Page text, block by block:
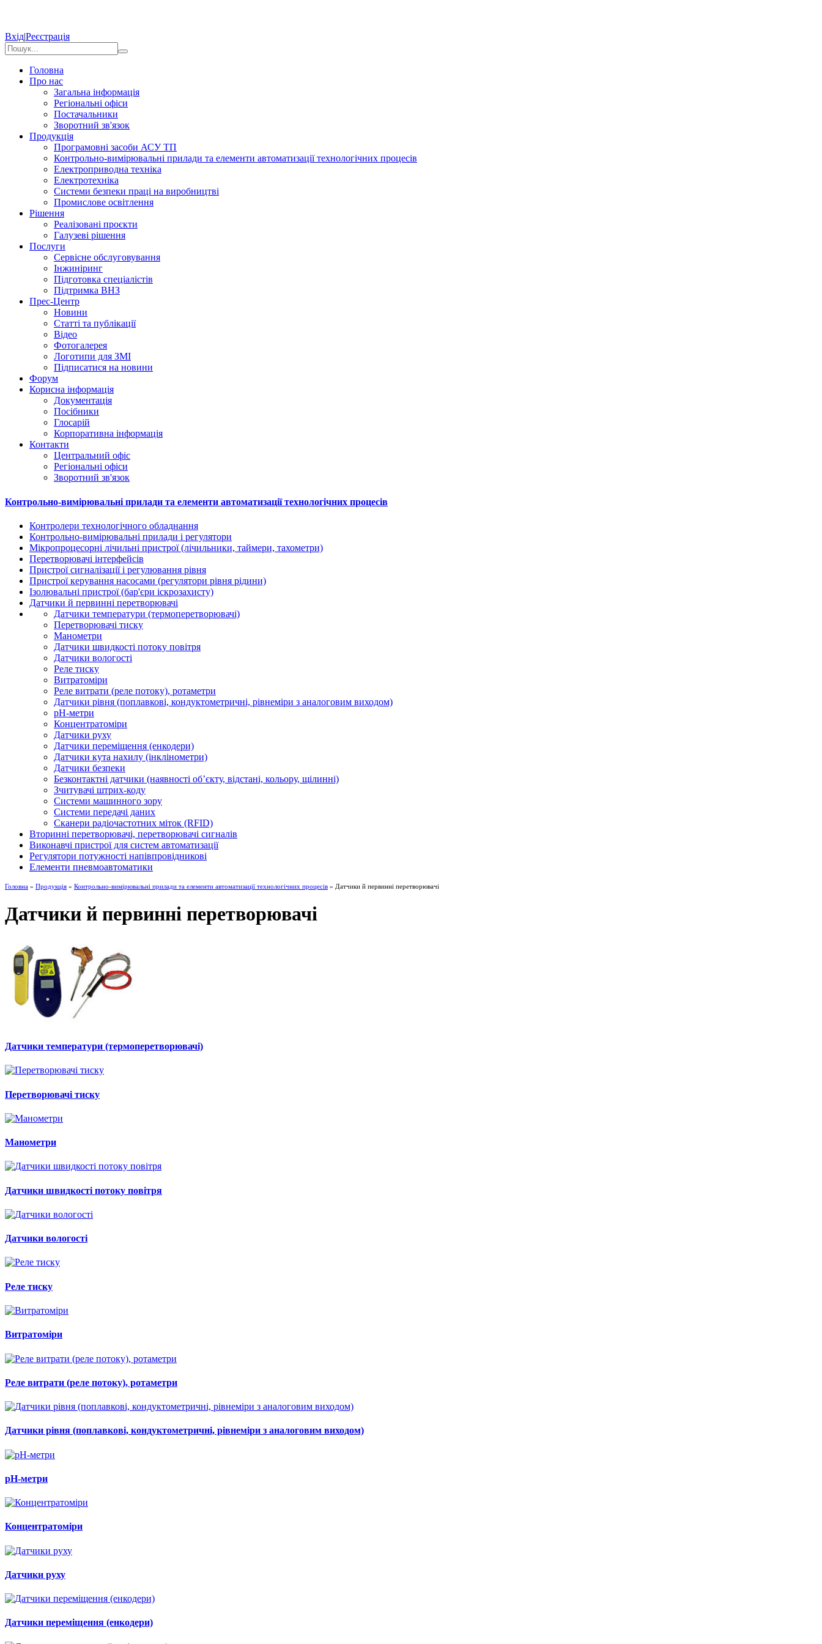
Вхід|Реєстрація
Головна
Про нас
Загальна інформація
Регіональні офіси
Постачальники
Зворотний зв'язок
Продукція
Програмовні засоби АСУ ТП
Контрольно-вимірювальні прилади та елементи автоматизації технологічних процесів
Електроприводна техніка
Електротехніка
Системи безпеки праці на виробництві
Промислове освітлення
Рішення
Реалізовані проєкти
Галузеві рішення
Послуги
Сервісне обслуговування
Інжиніринг
Підготовка спеціалістів
Підтримка ВНЗ
Прес-Центр
Новини
Статті та публікації
Відео
Фотогалерея
Логотипи для ЗМІ
Підписатися на новини
Форум
Корисна інформація
Документація
Посібники
Глосарій
Корпоративна інформація
Контакти
Центральний офіс
Регіональні офіси
Зворотний зв'язок
Контрольно-вимірювальні прилади та елементи автоматизації технологічних процесів
Контролери технологічного обладнання
Контрольно-вимірювальні прилади і регулятори
Мікропроцесорні лічильні пристрої (лічильники, таймери, тахометри)
Перетворювачі інтерфейсів
Пристрої сигналізації і регулювання рівня
Пристрої керування насосами (регулятори рівня рідини)
Ізолювальні пристрої (бар'єри іскрозахисту)
Датчики й первинні перетворювачі
Датчики температури (термоперетворювачі)
Перетворювачі тиску
Манометри
Датчики швидкості потоку повітря
Датчики вологості
Реле тиску
Витратоміри
Реле витрати (реле потоку), ротаметри
Датчики рівня (поплавкові, кондуктометричні, рівнеміри з аналоговим виходом)
рН-метри
Концентратоміри
Датчики руху
Датчики переміщення (енкодери)
Датчики кута нахилу (інклінометри)
Датчики безпеки
Безконтактні датчики (наявності об’єкту, відстані, кольору, щілинні)
Зчитувачі штрих-коду
Системи машинного зору
Системи передачі даних
Сканери радіочастотних міток (RFID)
Вторинні перетворювачі, перетворювачі сигналів
Виконавчі пристрої для систем автоматизації
Регулятори потужності напівпровідникові
Елементи пневмоавтоматики
Головна » Продукція » Контрольно-вимірювальні прилади та елементи автоматизації технологічних процесів » Датчики й первинні перетворювачі
Датчики й первинні перетворювачі
Датчики температури (термоперетворювачі)
Перетворювачі тиску
Манометри
Датчики швидкості потоку повітря
Датчики вологості
Реле тиску
Витратоміри
Реле витрати (реле потоку), ротаметри
Датчики рівня (поплавкові, кондуктометричні, рівнеміри з аналоговим виходом)
рН-метри
Концентратоміри
Датчики руху
Датчики переміщення (енкодери)